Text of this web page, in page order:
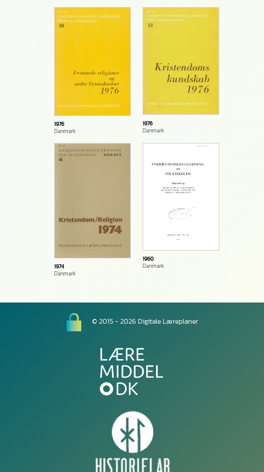
1976
Danmark
1976
Danmark
1974
Danmark
1960
Danmark
© 2015 - 2026 Digitale Læreplaner